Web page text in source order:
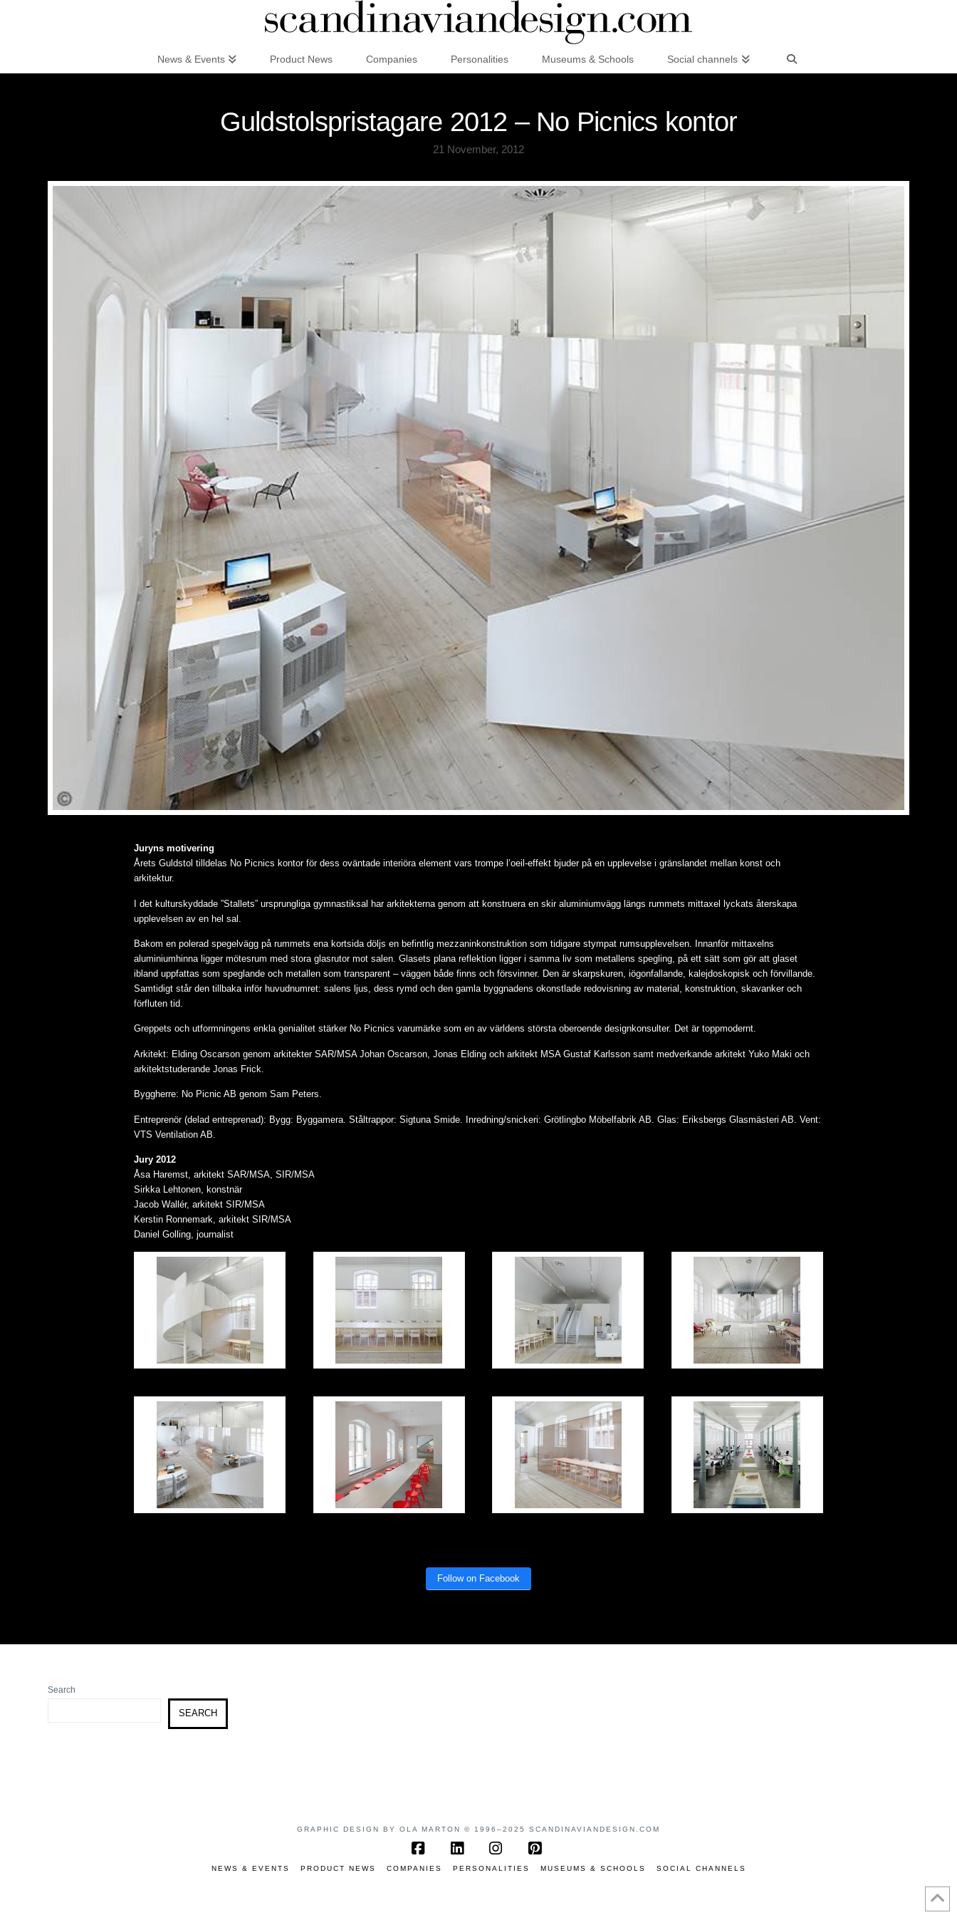
News & Events Product News Companies Personalities Museums & Schools Social channels
Guldstolspristagare 2012 – No Picnics kontor
21 November, 2012
Juryns motivering
Årets Guldstol tilldelas No Picnics kontor för dess oväntade interiöra element vars trompe l’oeil-effekt bjuder på en upplevelse i gränslandet mellan konst och
arkitektur.
I det kulturskyddade ”Stallets” ursprungliga gymnastiksal har arkitekterna genom att konstruera en skir aluminiumvägg längs rummets mittaxel lyckats återskapa
upplevelsen av en hel sal.
Bakom en polerad spegelvägg på rummets ena kortsida döljs en befintlig mezzaninkonstruktion som tidigare stympat rumsupplevelsen. Innanför mittaxelns
aluminiumhinna ligger mötesrum med stora glasrutor mot salen. Glasets plana reflektion ligger i samma liv som metallens spegling, på ett sätt som gör att glaset
ibland uppfattas som speglande och metallen som transparent – väggen både finns och försvinner. Den är skarpskuren, iögonfallande, kalejdoskopisk och förvillande.
Samtidigt står den tillbaka inför huvudnumret: salens ljus, dess rymd och den gamla byggnadens okonstlade redovisning av material, konstruktion, skavanker och
förfluten tid.
Greppets och utformningens enkla genialitet stärker No Picnics varumärke som en av världens största oberoende designkonsulter. Det är toppmodernt.
Arkitekt: Elding Oscarson genom arkitekter SAR/MSA Johan Oscarson, Jonas Elding och arkitekt MSA Gustaf Karlsson samt medverkande arkitekt Yuko Maki och
arkitektstuderande Jonas Frick.
Byggherre: No Picnic AB genom Sam Peters.
Entreprenör (delad entreprenad): Bygg: Byggamera. Ståltrappor: Sigtuna Smide. Inredning/snickeri: Grötlingbo Möbelfabrik AB. Glas: Eriksbergs Glasmästeri AB. Vent:
VTS Ventilation AB.
Jury 2012
Åsa Haremst, arkitekt SAR/MSA, SIR/MSA
Sirkka Lehtonen, konstnär
Jacob Wallér, arkitekt SIR/MSA
Kerstin Ronnemark, arkitekt SIR/MSA
Daniel Golling, journalist
Follow on Facebook
Search
SEARCH
GRAPHIC DESIGN BY OLA MARTON © 1996–2025 SCANDINAVIANDESIGN.COM
FacebookLinkedInInstagramPinterest
NEWS & EVENTS PRODUCT NEWS COMPANIES PERSONALITIES MUSEUMS & SCHOOLS SOCIAL CHANNELS